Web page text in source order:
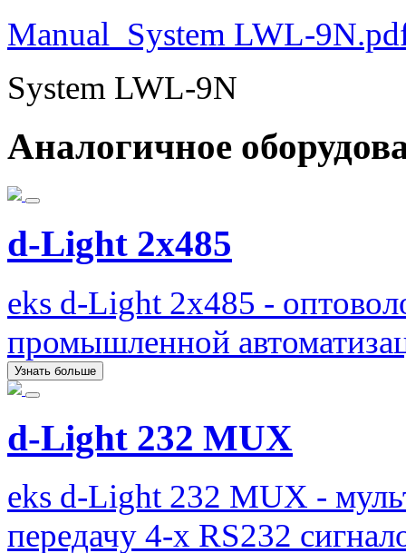
Manual_System LWL-
System LWL-9N
Аналогичное
d-Light 2x485
eks d-Light 2x485 -
промышленной
Узнать больше
d-Light 232 MUX
eks d-Light 232 MUX -
передачу 4-х RS232